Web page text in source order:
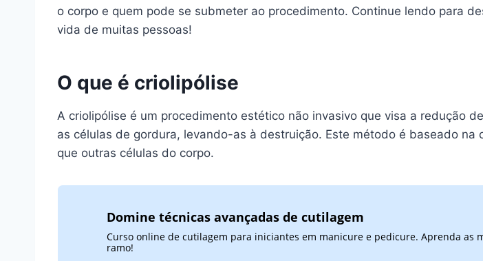
o corpo e quem pode se submeter ao procedimento. Continue lendo para
vida de muitas pessoas!
O que é criolipólise
A criolipólise é um procedimento estético não invasivo que visa a redução
as células de gordura, levando-as à destruição. Este método é baseado
que outras células do corpo.
Domine técnicas avançadas de cutilagem
Curso online de cutilagem para iniciantes em manicure e pedicure. Aprenda as
ramo!